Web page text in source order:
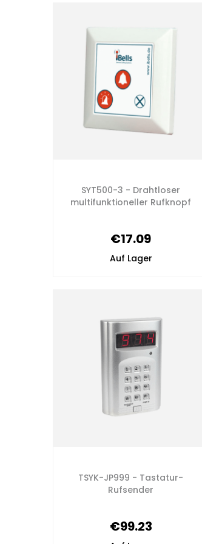
SYT500-3 - Drahtloser
multifunktioneller Rufknopf
€17.09
Auf Lager
TSYK-JP999 - Tastatur-
Rufsender
€99.23